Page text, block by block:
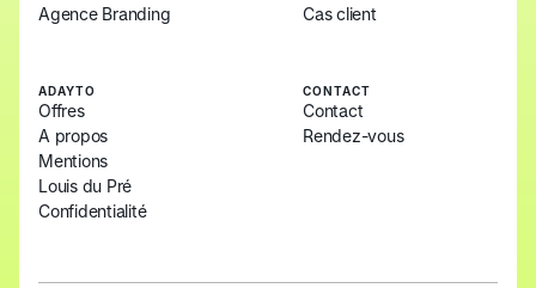
Agence Branding
Cas client
ADAYTO
Offres
A propos
Mentions
Louis du Pré
Confidentialité
CONTACT
Contact
Rendez-vous